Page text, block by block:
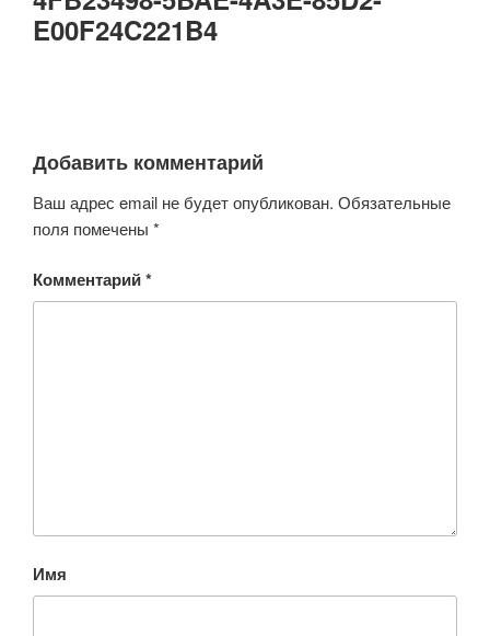
E00F24C221B4
Добавить комментарий
Ваш адрес email не будет опубликован. Обязательные
поля помечены *
Комментарий*
Имя